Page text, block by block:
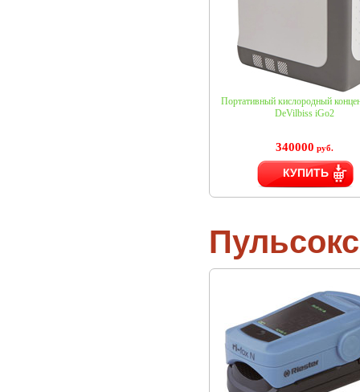
Портативный кислородный
DeVilbiss iGo2
340000 руб.
КУПИТЬ